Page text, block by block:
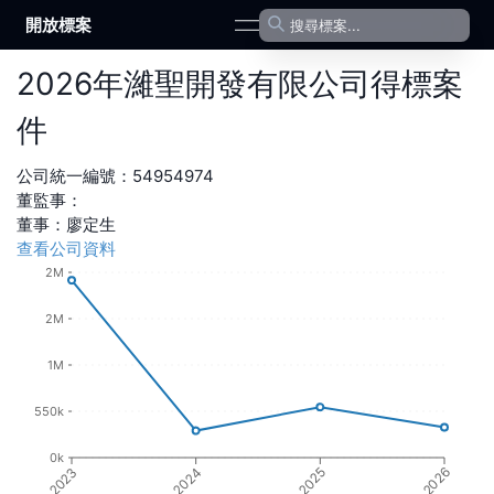
開放標案 open navigation menu
2026年濰聖開發有限公司得標案
件
公司統一編號： 54954974
董監事：
董事 ： 廖定生
查看公司資料
2023 2024 2025 2026
0k
550k
1M
2M
2M